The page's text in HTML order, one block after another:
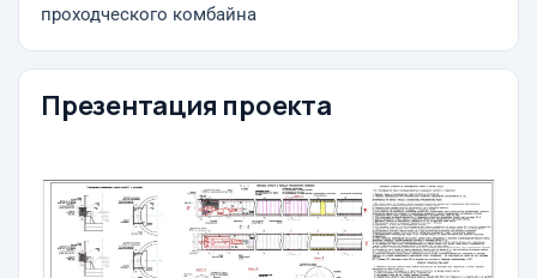
проходческого комбайна
Презентация проекта